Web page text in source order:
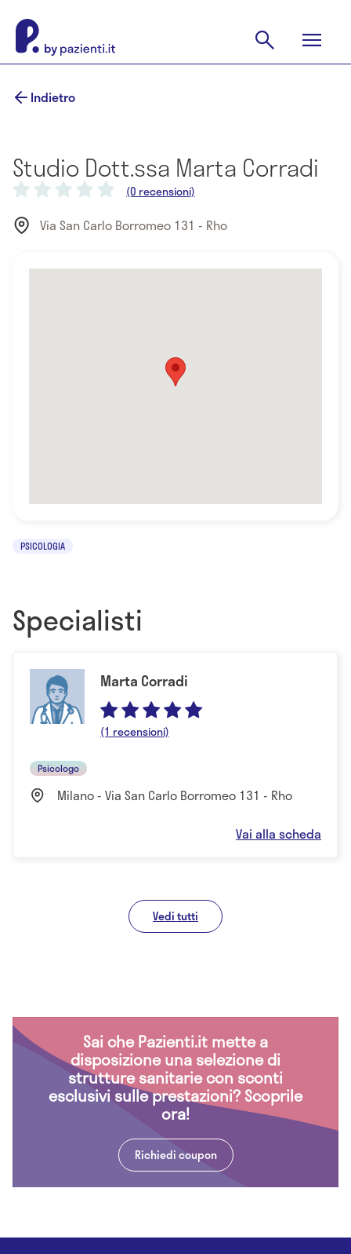
Indietro
Studio Dott.ssa Marta Corradi
(0 recensioni)
Via San Carlo Borromeo 131 - Rho
PSICOLOGIA
Specialisti
Marta Corradi
(1 recensioni)
Psicologo
Milano - Via San Carlo Borromeo 131 - Rho
Vai alla scheda
Vedi tutti
Sai che Pazienti.it mette a
disposizione una selezione di
strutture sanitarie con sconti
esclusivi sulle prestazioni? Scoprile
ora!
Richiedi coupon